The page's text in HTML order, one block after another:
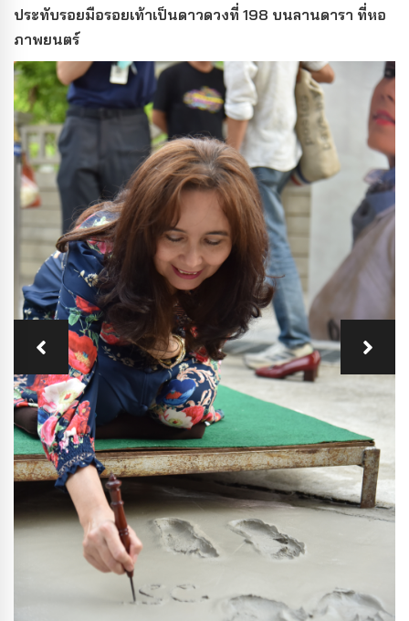
ประทับรอยมือรอยเท้าเป็นดาวดวงที่ 198 บนลานดารา ที่หอ
ภาพยนตร์